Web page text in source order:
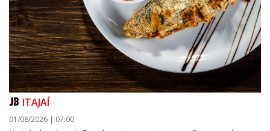
ITAJAÍ
01/08/2026 | 07:00